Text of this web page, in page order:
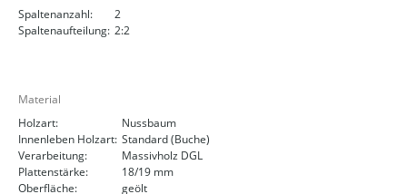
Spaltenanzahl:
2
Spaltenaufteilung: 2:2
Material
Holzart:
Nussbaum
Innenleben Holzart: Standard (Buche)
Verarbeitung:
Massivholz DGL
Plattenstärke:
18/19 mm
Oberfläche:
geölt